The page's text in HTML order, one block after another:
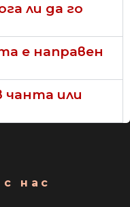
ли да го
е направен
чанта или
нас